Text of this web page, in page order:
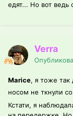
едят... Но вот ведь
Verra
Marice, я тоже так
носом не ткнули
Кстати, я